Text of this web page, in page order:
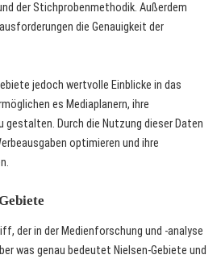
der Stichprobenmethodik. Außerdem
die Genauigkeit der
jedoch wertvolle Einblicke in das
es Mediaplanern, ihre
Durch die Nutzung dieser Daten
optimieren und ihre
der in der Medienforschung und -analyse
was genau bedeutet Nielsen-Gebiete und